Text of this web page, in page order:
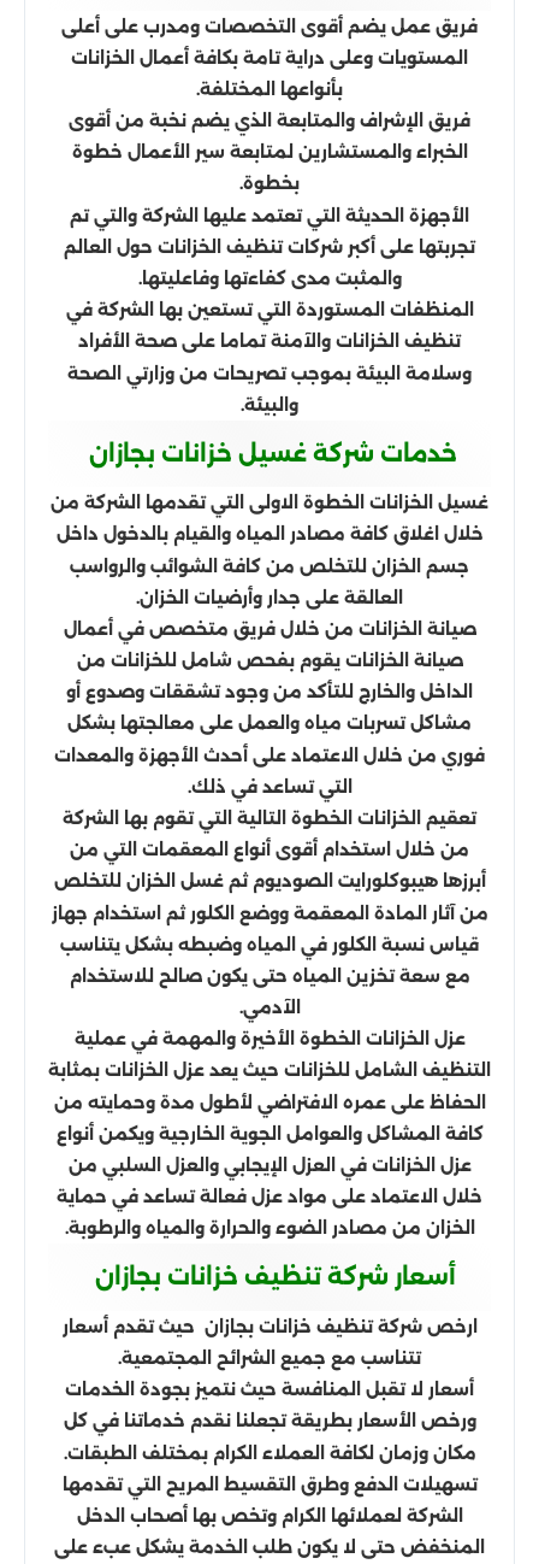
فريق عمل يضم أقوى التخصصات ومدرب على أعلى
المستويات وعلى دراية تامة بكافة أعمال الخزانات
بأنواعها المختلفة.
فريق الإشراف والمتابعة الذي يضم نخبة من أقوى
الخبراء والمستشارين لمتابعة سير الأعمال خطوة
بخطوة.
الأجهزة الحديثة التي تعتمد عليها الشركة والتي تم
تجربتها على أكبر شركات تنظيف الخزانات حول العالم
والمثبت مدى كفاءتها وفاعليتها.
المنظفات المستوردة التي تستعين بها الشركة في
تنظيف الخزانات والآمنة تماما على صحة الأفراد
وسلامة البيئة بموجب تصريحات من وزارتي الصحة
والبيئة.
خدمات شركة غسيل خزانات بجازان
غسيل الخزانات الخطوة الاولى التي تقدمها الشركة من
خلال اغلاق كافة مصادر المياه والقيام بالدخول داخل
جسم الخزان للتخلص من كافة الشوائب والرواسب
العالقة على جدار وأرضيات الخزان.
صيانة الخزانات من خلال فريق متخصص في أعمال
صيانة الخزانات يقوم بفحص شامل للخزانات من
الداخل والخارج للتأكد من وجود تشققات وصدوع أو
مشاكل تسربات مياه والعمل على معالجتها بشكل
فوري من خلال الاعتماد على أحدث الأجهزة والمعدات
التي تساعد في ذلك.
تعقيم الخزانات الخطوة التالية التي تقوم بها الشركة
من خلال استخدام أقوى أنواع المعقمات التي من
أبرزها هيبوكلورايت الصوديوم ثم غسل الخزان للتخلص
من آثار المادة المعقمة ووضع الكلور ثم استخدام جهاز
قياس نسبة الكلور في المياه وضبطه بشكل يتناسب
مع سعة تخزين المياه حتى يكون صالح للاستخدام
الآدمي.
عزل الخزانات الخطوة الأخيرة والمهمة في عملية
التنظيف الشامل للخزانات حيث يعد عزل الخزانات بمثابة
الحفاظ على عمره الافتراضي لأطول مدة وحمايته من
كافة المشاكل والعوامل الجوية الخارجية ويكمن أنواع
عزل الخزانات في العزل الإيجابي والعزل السلبي من
خلال الاعتماد على مواد عزل فعالة تساعد في حماية
الخزان من مصادر الضوء والحرارة والمياه والرطوبة.
أسعار شركة تنظيف خزانات بجازان
ارخص شركة تنظيف خزانات بجازان حيث تقدم أسعار
تتناسب مع جميع الشرائح المجتمعية.
أسعار لا تقبل المنافسة حيث نتميز بجودة الخدمات
ورخص الأسعار بطريقة تجعلنا نقدم خدماتنا في كل
مكان وزمان لكافة العملاء الكرام بمختلف الطبقات.
تسهيلات الدفع وطرق التقسيط المريح التي تقدمها
الشركة لعملائها الكرام وتخص بها أصحاب الدخل
المنخفض حتى لا يكون طلب الخدمة يشكل عبء على